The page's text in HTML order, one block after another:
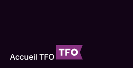
Accueil TFO